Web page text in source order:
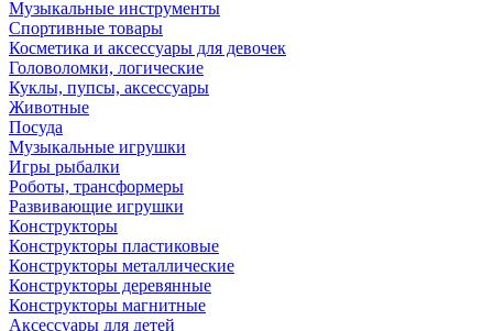
Музыкальные инструменты
Спортивные товары
Косметика и аксессуары для девочек
Головоломки, логические
Куклы, пупсы, аксессуары
Животные
Посуда
Музыкальные игрушки
Игры рыбалки
Роботы, трансформеры
Развивающие игрушки
Конструкторы
Конструкторы пластиковые
Конструкторы металлические
Конструкторы деревянные
Конструкторы магнитные
Аксессуары для детей